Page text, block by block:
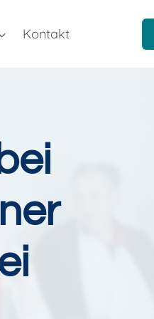
Kontakt